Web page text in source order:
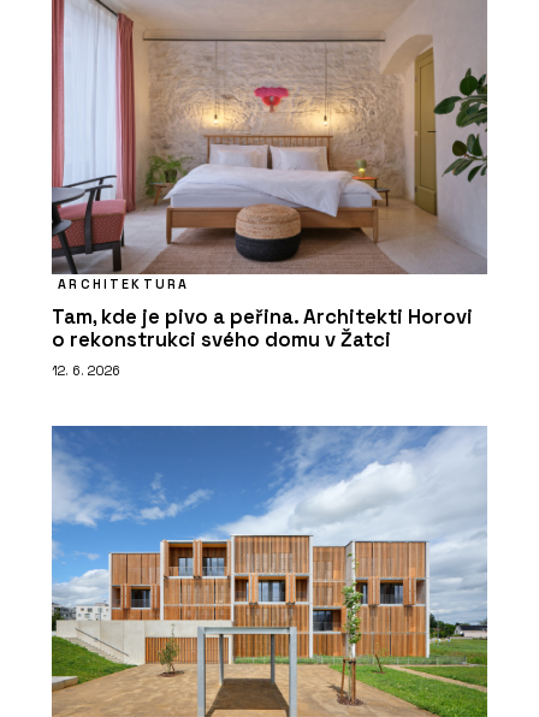
ARCHITEKTURA
Tam, kde je pivo a peřina. Architekti Horovi
o rekonstrukci svého domu v Žatci
12. 6. 2026